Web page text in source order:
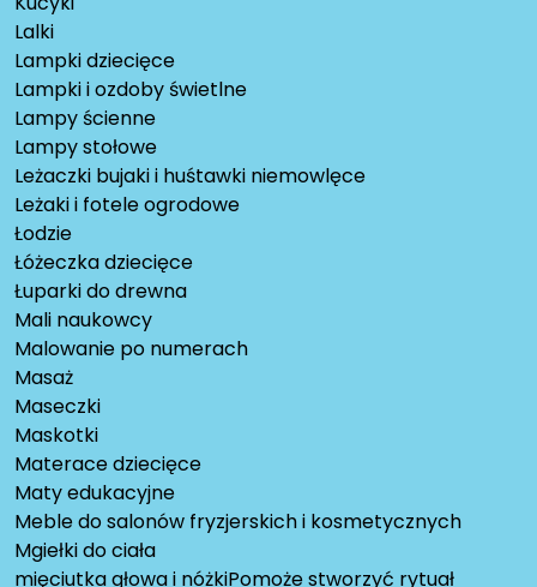
Lalki
Lampki dziecięce
Lampki i ozdoby świetlne
Lampy ścienne
Lampy stołowe
Leżaczki bujaki i huśtawki niemowlęce
Leżaki i fotele ogrodowe
Łodzie
Łóżeczka dziecięce
Łuparki do drewna
Mali naukowcy
Malowanie po numerach
Masaż
Maseczki
Maskotki
Materace dziecięce
Maty edukacyjne
Meble do salonów fryzjerskich i kosmetycznych
Mgiełki do ciała
mięciutka głowa i nóżkiPomoże stworzyć rytuał